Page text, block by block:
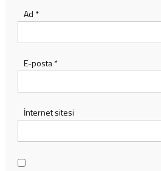
Ad *
E-posta*
İnternet sitesi